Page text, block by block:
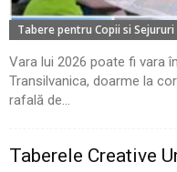
Tabere pentru Copii si
Vara lui 2026 poate fi vara
Transilvanica, doarme la
rafală de...
Taberele Creative